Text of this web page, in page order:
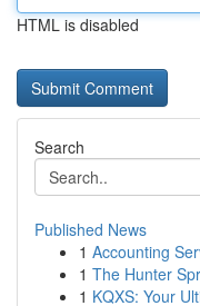
HTML is disabled
Search
Published News
1 Accounting
1 The Hunter
1 KQXS: Your